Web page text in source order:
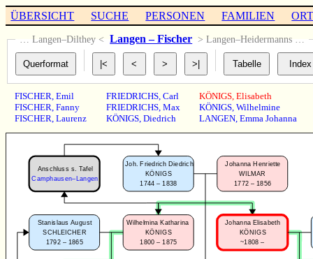
ÜBERSICHT SUCHE PERSONEN FAMILIEN
… Langen–Dilthey < Langen – Fischer > Langen–Heidermanns …
FISCHER,Emil
FISCHER,Fanny
FISCHER,Laurenz
FRIEDRICHS, Carl
FRIEDRICHS, Max
KÖNIGS, Diedrich
KÖNIGS, Elisabeth
KÖNIGS, Wilhelmine
LANGEN, Emma Johanna
Joh. Friedrich Diedrich
KÖNIGS
1744 – 1838
Johanna Henriette
WILMAR
1772 – 1856
Stanislaus August
SCHLEICHER
1792 – 1865
Wilhelmina Katharina
KÖNIGS
1800 – 1875
Johanna Elisabeth
KÖNIGS
~1808 –
Anschluss s. Tafel
Camphausen–Langen